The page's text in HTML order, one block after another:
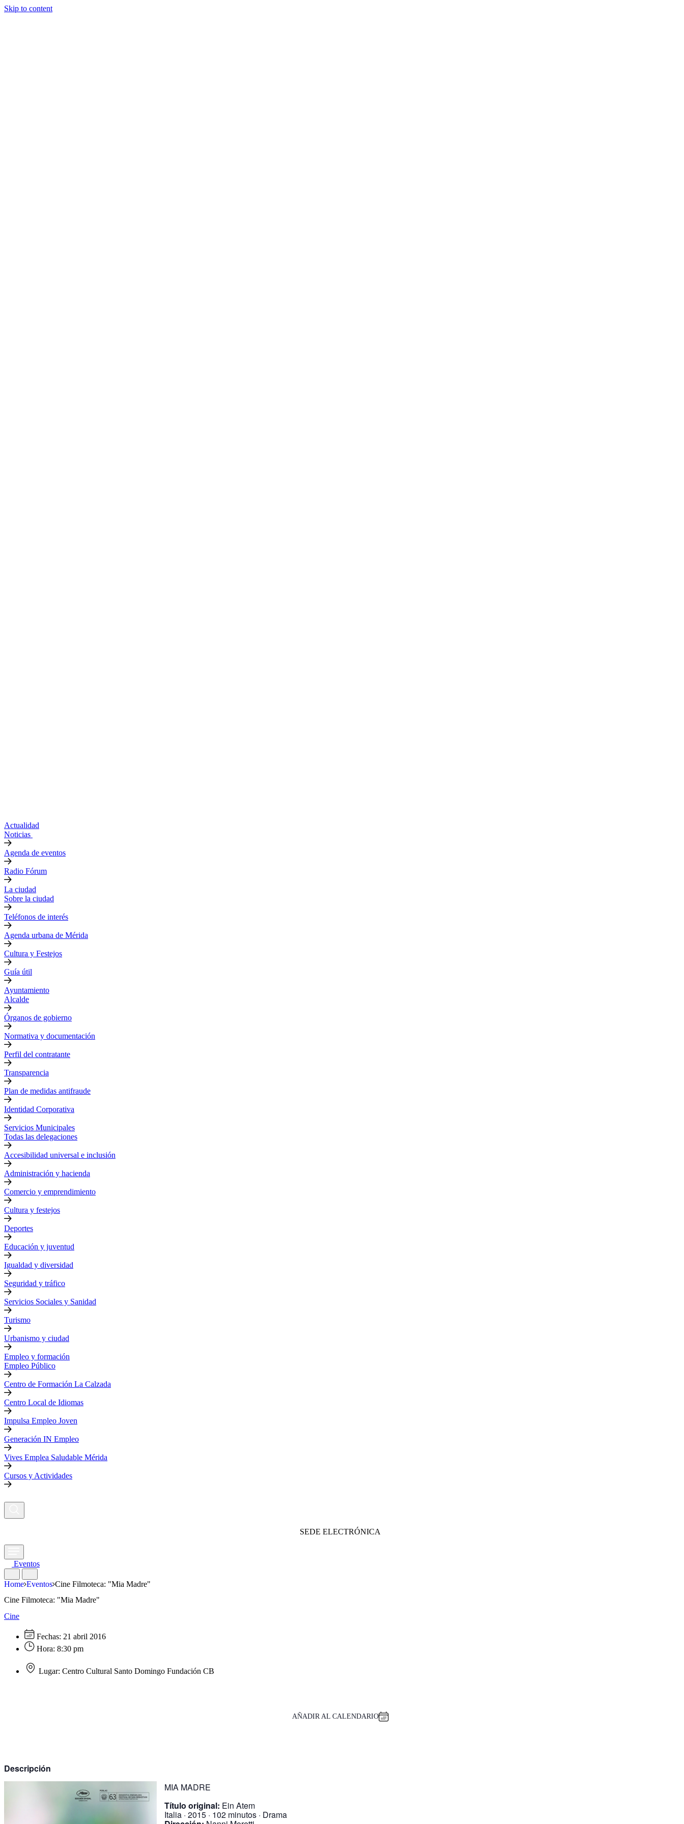
Skip to content
Actualidad
Noticias
Agenda de eventos
Radio Fórum
La ciudad
Sobre la ciudad
Teléfonos de interés
Agenda urbana de Mérida
Cultura y Festejos
Guía útil
Ayuntamiento
Alcalde
Órganos de gobierno
Normativa y documentación
Perfil del contratante
Transparencia
Plan de medidas antifraude
Identidad Corporativa
Servicios Municipales
Todas las delegaciones
Accesibilidad universal e inclusión
Administración y hacienda
Comercio y emprendimiento
Cultura y festejos
Deportes
Educación y juventud
Igualdad y diversidad
Seguridad y tráfico
Servicios Sociales y Sanidad
Turismo
Urbanismo y ciudad
Empleo y formación
Empleo Público
Centro de Formación La Calzada
Centro Local de Idiomas
Impulsa Empleo Joven
Generación IN Empleo
Vives Emplea Saludable Mérida
Cursos y Actividades
SEDE ELECTRÓNICA
Eventos
Home Eventos Cine Filmoteca: "Mia Madre"
Cine Filmoteca: "Mia Madre"
Cine
Fechas: 21 abril 2016
Hora: 8:30 pm
Lugar: Centro Cultural Santo Domingo Fundación CB
AÑADIR AL CALENDARIO
Descripción
MIA MADRE
Título original: Ein Atem
Italia · 2015 · 102 minutos · Drama